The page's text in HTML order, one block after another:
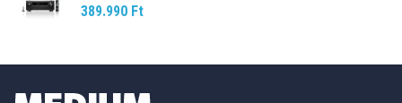
389.990 Ft